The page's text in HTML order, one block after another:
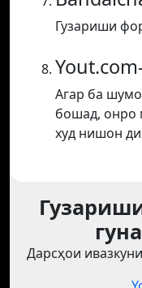
Гузариши
Агар ба
бошад, онро
худ нишон
Дарсҳои